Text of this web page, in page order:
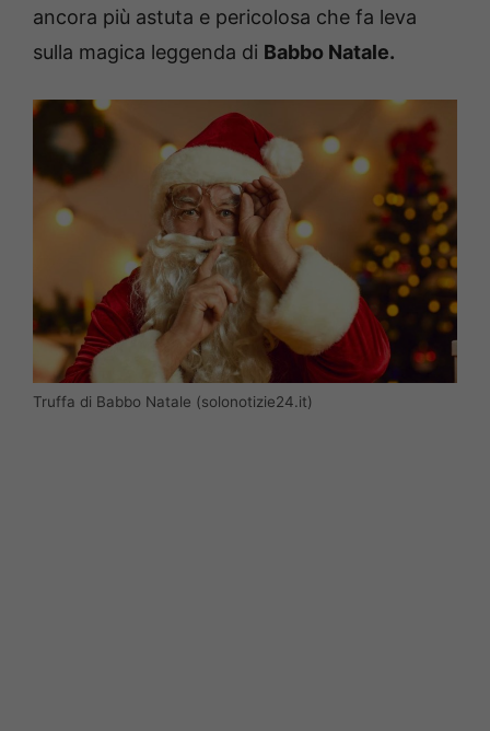
ancora più astuta e pericolosa che fa leva
sulla magica leggenda di Babbo Natale.
Truffa di Babbo Natale (solonotizie24.it)